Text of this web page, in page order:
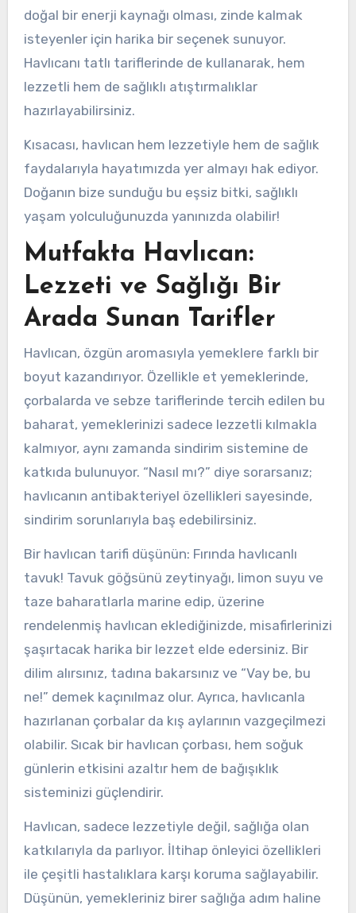
doğal bir enerji kaynağı olması, zinde kalmak
isteyenler için harika bir seçenek sunuyor.
Havlıcanı tatlı tariflerinde de kullanarak, hem
lezzetli hem de sağlıklı atıştırmalıklar
hazırlayabilirsiniz.
Kısacası, havlıcan hem lezzetiyle hem de sağlık
faydalarıyla hayatımızda yer almayı hak ediyor.
Doğanın bize sunduğu bu eşsiz bitki, sağlıklı
yaşam yolculuğunuzda yanınızda olabilir!
Mutfakta Havlıcan:
Lezzeti ve Sağlığı Bir
Arada Sunan Tarifler
Havlıcan, özgün aromasıyla yemeklere farklı bir
boyut kazandırıyor. Özellikle et yemeklerinde,
çorbalarda ve sebze tariflerinde tercih edilen bu
baharat, yemeklerinizi sadece lezzetli kılmakla
kalmıyor, aynı zamanda sindirim sistemine de
katkıda bulunuyor. “Nasıl mı?” diye sorarsanız;
havlıcanın antibakteriyel özellikleri sayesinde,
sindirim sorunlarıyla baş edebilirsiniz.
Bir havlıcan tarifi düşünün: Fırında havlıcanlı
tavuk! Tavuk göğsünü zeytinyağı, limon suyu ve
taze baharatlarla marine edip, üzerine
rendelenmiş havlıcan eklediğinizde, misafirlerinizi
şaşırtacak harika bir lezzet elde edersiniz. Bir
dilim alırsınız, tadına bakarsınız ve “Vay be, bu
ne!” demek kaçınılmaz olur. Ayrıca, havlıcanla
hazırlanan çorbalar da kış aylarının vazgeçilmezi
olabilir. Sıcak bir havlıcan çorbası, hem soğuk
günlerin etkisini azaltır hem de bağışıklık
sisteminizi güçlendirir.
Havlıcan, sadece lezzetiyle değil, sağlığa olan
katkılarıyla da parlıyor. İltihap önleyici özellikleri
ile çeşitli hastalıklara karşı koruma sağlayabilir.
Düşünün, yemekleriniz birer sağlığa adım haline